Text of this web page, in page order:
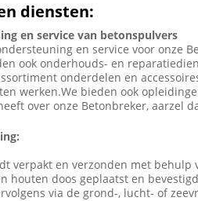
diensten:
en service van betonspulvers
en service voor onze
ook onderhouds- en
onderdelen en
werken.We bieden ook
over onze Betonbreker, aarzel
verpakt en verzonden met behulp
houten doos geplaatst en
via de grond-, lucht- of